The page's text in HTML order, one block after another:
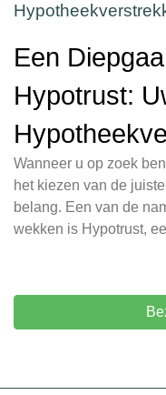
Een
Hypotrust:
Wanneer u op zoek
het kiezen van de
belang. Een van de
wekken is Hypotrust,